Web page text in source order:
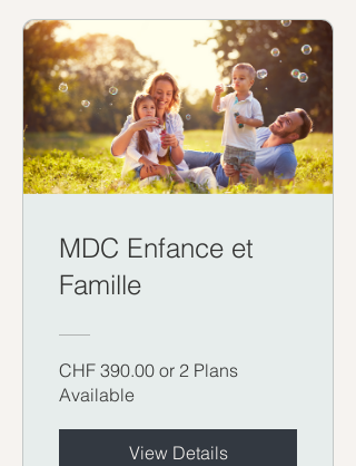
MDC Enfance et
Famille
CHF 390.00 or 2 Plans
Available
View Details